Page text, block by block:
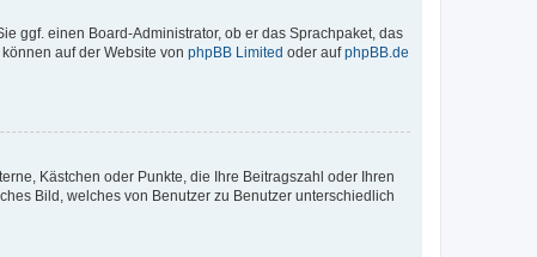
ggf. einen Board-Administrator, ob er das Sprachpaket, das
auf der Website von phpBB Limited oder aufphpBB.de
Kästchen oder Punkte, die Ihre Beitragszahl oder Ihren
Bild, welches von Benutzer zu Benutzer unterschiedlich